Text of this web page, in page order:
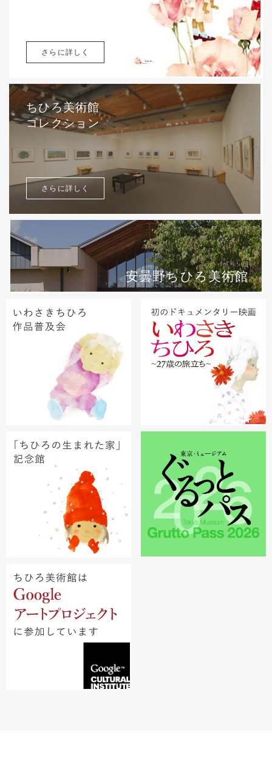
さらに詳しく
ちひろ美術館
コレクション
さらに詳しく
安曇野ちひろ美術館